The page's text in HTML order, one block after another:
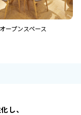
オープンスペース
し、